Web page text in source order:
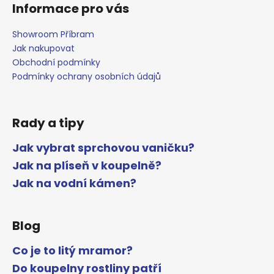
Informace pro vás
Showroom Příbram
Jak nakupovat
Obchodní podmínky
Podmínky ochrany osobních údajů
Rady a tipy
Jak vybrat sprchovou vaničku?
Jak na plíseň v koupelně?
Jak na vodní kámen?
Blog
Co je to litý mramor?
Do koupelny rostliny patří